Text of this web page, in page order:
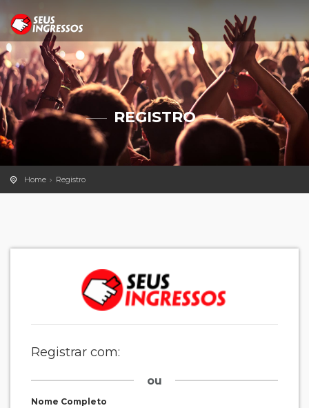
REGISTRO
Home Registro
Registrar com:
ou
Nome Completo